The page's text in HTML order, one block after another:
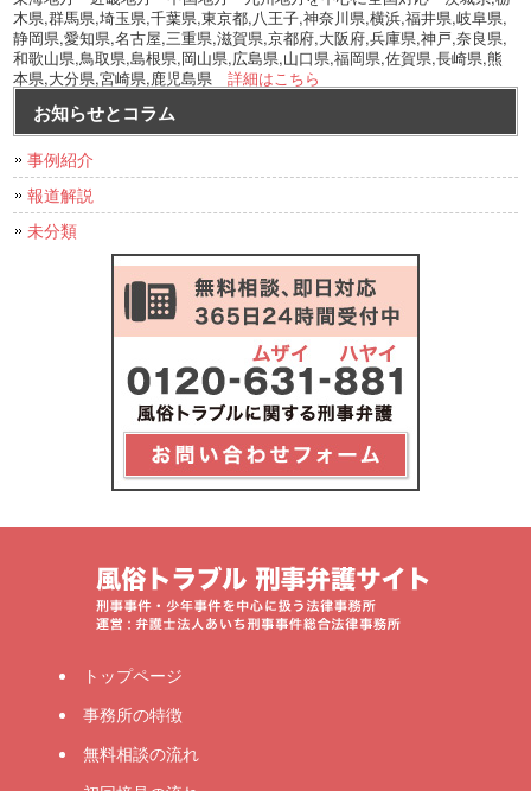
木県,群馬県,埼玉県,千葉県,東京都,八王子,神奈川県,横浜,福井県,岐阜県,
静岡県,愛知県,名古屋,三重県,滋賀県,京都府,大阪府,兵庫県,神戸,奈良県,
和歌山県,鳥取県,島根県,岡山県,広島県,山口県,福岡県,佐賀県,長崎県,熊
本県,大分県,宮崎県,鹿児島県詳細はこちら
お知らせとコラム
事例紹介
報道解説
未分類
トップページ
事務所の特徴
無料相談の流れ